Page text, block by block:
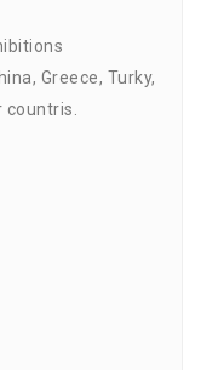
Greece, Turky,
countris.